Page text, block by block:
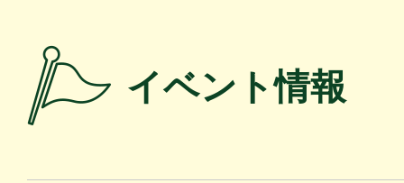
イベント情報